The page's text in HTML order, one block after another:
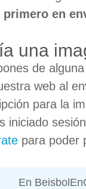
primero en
una
de
web al
para la
iniciado
para poder
En